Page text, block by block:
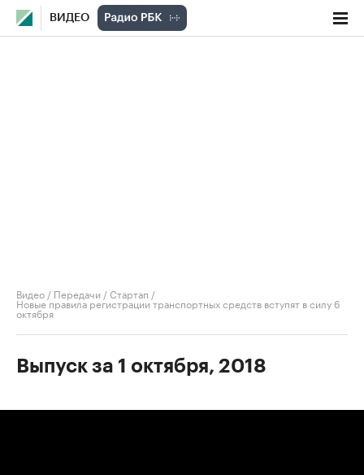
ВИДЕО
Видео / Передачи /Стартап /
Новые правила регистрации транспортных средств вступят в силу 6
октября
Выпуск за 1 октября, 2018